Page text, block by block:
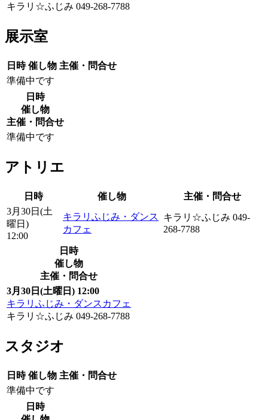
キラリ☆ふじみ 049-268-7788
展示室
日時 催し物 主催・問合せ
準備中です
日時
催し物
主催・問合せ
準備中です
アトリエ
日時 催し物
主催・問合せ
3月30日(土
曜日)
12:00
キラリふじみ・ダンス
カフェ
キラリ☆ふじみ 049-
268-7788
日時
催し物
主催・問合せ
3月30日(土曜日) 12:00
キラリふじみ・ダンスカフェ
キラリ☆ふじみ 049-268-7788
スタジオ
日時 催し物 主催・問合せ
準備中です
日時